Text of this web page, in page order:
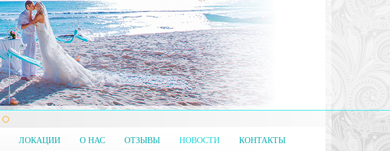
ЛОКАЦИИ О НАС ОТЗЫВЫ НОВОСТИ КОНТАКТЫ